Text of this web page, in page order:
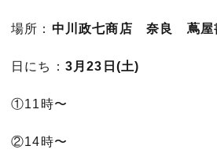
場所： 中川政七商店 奈良 蔦屋
日にち： 3月23日(土)
①11時〜
②14時〜